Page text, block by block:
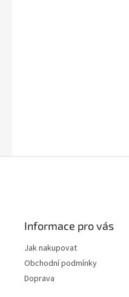
Informace pro vás
Jak nakupovat
Obchodní podmínky
Doprava